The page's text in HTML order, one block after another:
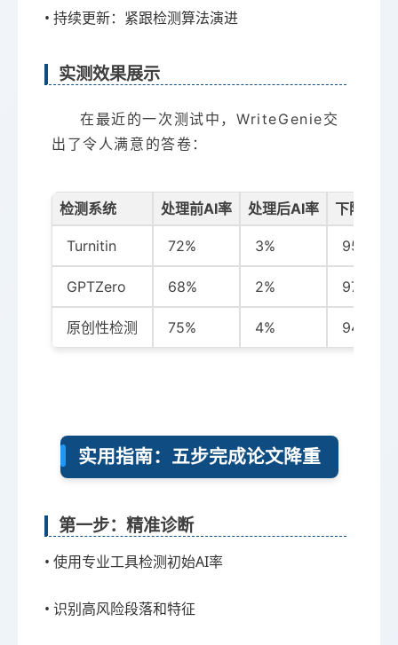
• 持续更新：紧跟检测算法演进
实测效果展示
在最近的一次测试中，WriteGenie交
出了令人满意的答卷：
检测系统 处理前AI率 处理后AI率 下降幅度
Turnitin 72% 3% 95.8%
GPTZero 68% 2% 97.1%
原创性检测 75% 4% 94.7%
实用指南：五步完成论文降重
第一步：精准诊断
• 使用专业工具检测初始AI率
• 识别高风险段落和特征